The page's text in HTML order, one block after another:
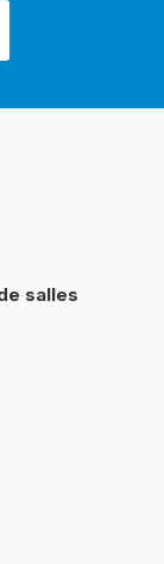
salles